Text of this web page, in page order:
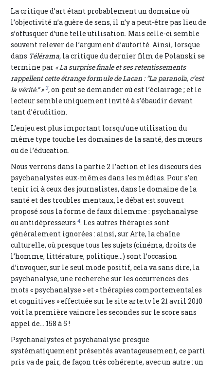
La critique d’art étant probablement un domaine où
l’objectivité n’a guère de sens, il n’y a peut-être pas lieu de
s’offusquer d’une telle utilisation. Mais celle-ci semble
souvent relever de l’argument d’autorité. Ainsi, lorsque
dans Télérama, la critique du dernier film de Polanski se
termine par « La surprise finale et ses retentissements
rappellent cette étrange formule de Lacan : “La paranoïa, c’est
la vérité.” » 3,on peut se demander où est l’éclairage ; et le
lecteur semble uniquement invité à s’ébaudir devant
tant d’érudition.
L’enjeu est plus important lorsqu’une utilisation du
même type touche les domaines de la santé, des mœurs
ou de l’éducation.
Nous verrons dans la partie 2 l’action et les discours des
psychanalystes eux-mêmes dans les médias. Pour s’en
tenir ici à ceux des journalistes, dans le domaine de la
santé et des troubles mentaux, le débat est souvent
proposé sous la forme de faux dilemme : psychanalyse
ou antidépresseurs 4. Les autres thérapies sont
généralement ignorées : ainsi, sur Arte, la chaîne
culturelle, où presque tous les sujets (cinéma, droits de
l’homme, littérature, politique…) sont l’occasion
d’invoquer, sur le seul mode positif, cela va sans dire, la
psychanalyse, une recherche sur les occurrences des
mots « psychanalyse » et « thérapies comportementales
et cognitives » effectuée sur le site arte.tv le 21 avril 2010
voit la première vaincre les secondes sur le score sans
appel de… 158 à 5 !
Psychanalystes et psychanalyse presque
systématiquement présentés avantageusement, ce parti
pris va de pair, de façon très cohérente, avec un autre : un